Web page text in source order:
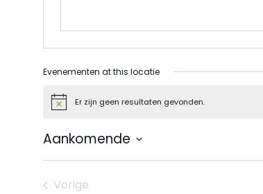
Evenementen at this locatie
BerichtEr zijn geen resultaten gevonden.
Aankomende
datum.
Vorige